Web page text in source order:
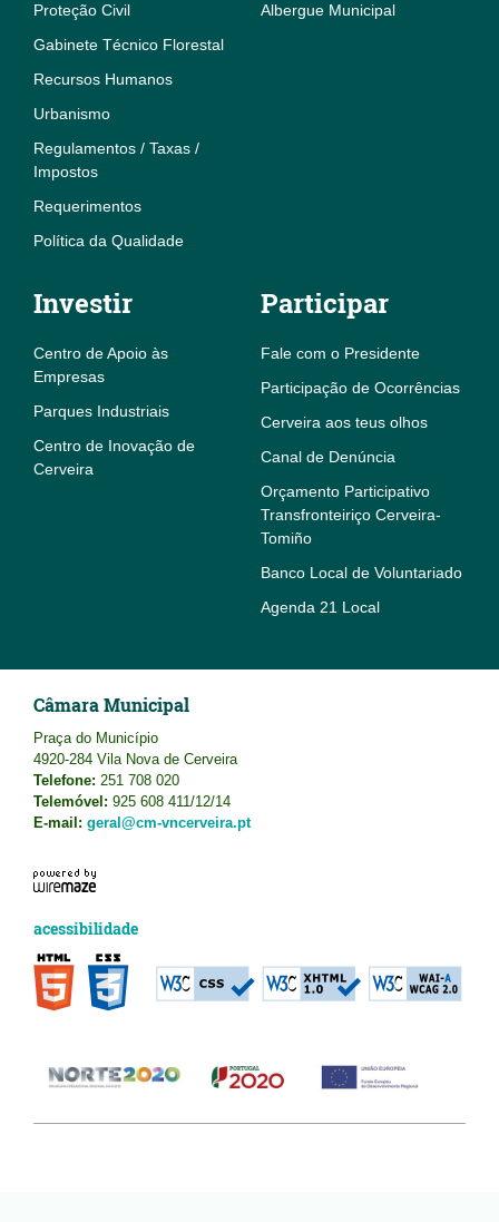
Proteção Civil
Gabinete Técnico Florestal
Recursos Humanos
Urbanismo
Regulamentos / Taxas /
Impostos
Requerimentos
Política da Qualidade
Albergue Municipal
Investir
Centro de Apoio às
Empresas
Parques Industriais
Centro de Inovação de
Cerveira
Participar
Fale com o Presidente
Participação de Ocorrências
Cerveira aos teus olhos
Canal de Denúncia
Orçamento Participativo
Transfronteiriço Cerveira-
Tomiño
Banco Local de Voluntariado
Agenda 21 Local
Câmara Municipal
Praça do Município
4920-284 Vila Nova de Cerveira
Telefone: 251 708 020
Telemóvel: 925 608 411/12/14
E-mail: geral@cm-vncerveira.pt
acessibilidade